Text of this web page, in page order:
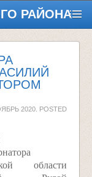
РАЙОНА
2020 . POSTED
области